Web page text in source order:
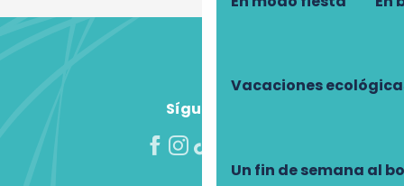
Vacaciones
Un fin de semana al
Síguenos